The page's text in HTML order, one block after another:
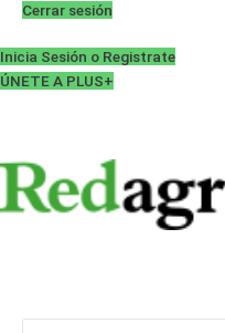
Cerrar sesión
Inicia Sesión o Registrate
ÚNETE A PLUS+